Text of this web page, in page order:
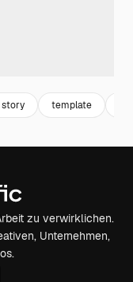
template
zu verwirklichen.
Unternehmen,